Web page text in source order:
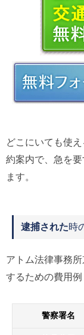
どこにいても使え
約案内で、急を
ます。
逮捕された時
アトム法律事務
するための費用例
警察署名